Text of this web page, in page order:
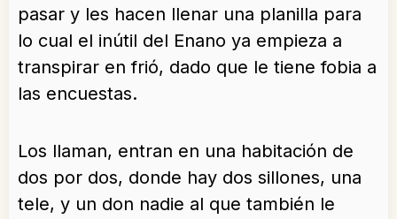
pasar y les hacen llenar una planilla para
lo cual el inútil del Enano ya empieza a
transpirar en frió, dado que le tiene fobia a
las encuestas.
Los llaman, entran en una habitación de
dos por dos, donde hay dos sillones, una
tele, y un don nadie al que también le